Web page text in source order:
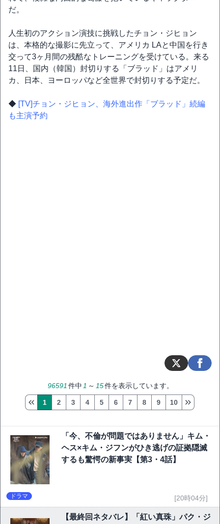
だ。
人生初のアクション演技に挑戦したチョン・ジヒョン
は、本格的な撮影に先立って、アメリカ LAと中国を行き
交って3ヶ月間の残酷なトレーニングを受けている。来る
11日、国内（韓国）封切りする「ブラッド」はアメリ
カ、日本、ヨーロッパなど全世界で封切りする予定だ。
◆ [TV]チョン・ジヒョン、海外進出作「ブラッド」続編
も主演予約
96591 件中 1 ～ 15件を表示しています。
1 2 3 4 5 6 7 8 9 10
「今、不倫が問題ではありません」キム・
ヘス×キム・ジフンがひき逃げの証拠隠滅
するも驚愕の新事実【第3・4話】
ドラマ [20時04分]
【最終回ネタバレ】「紅い真珠」パク・ジ